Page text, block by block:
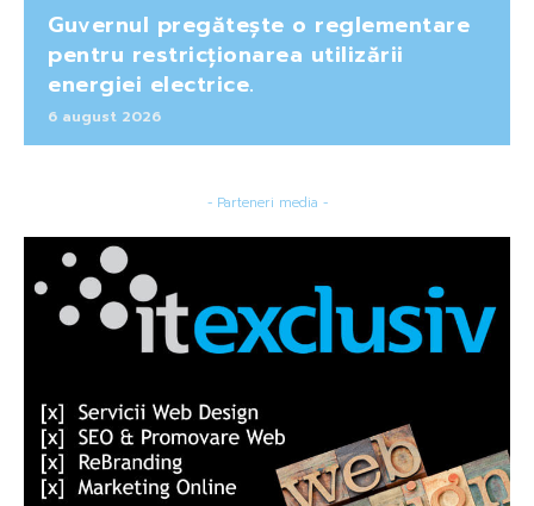
Guvernul pregătește o reglementare
pentru restricționarea utilizării
energiei electrice.
6 august 2026
- Parteneri media -